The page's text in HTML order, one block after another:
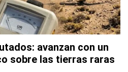
avanzan con un
sobre las tierras raras